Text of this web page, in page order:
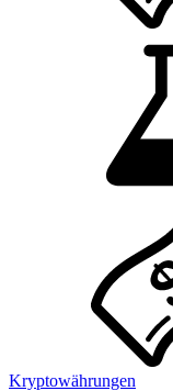
Kryptowährungen